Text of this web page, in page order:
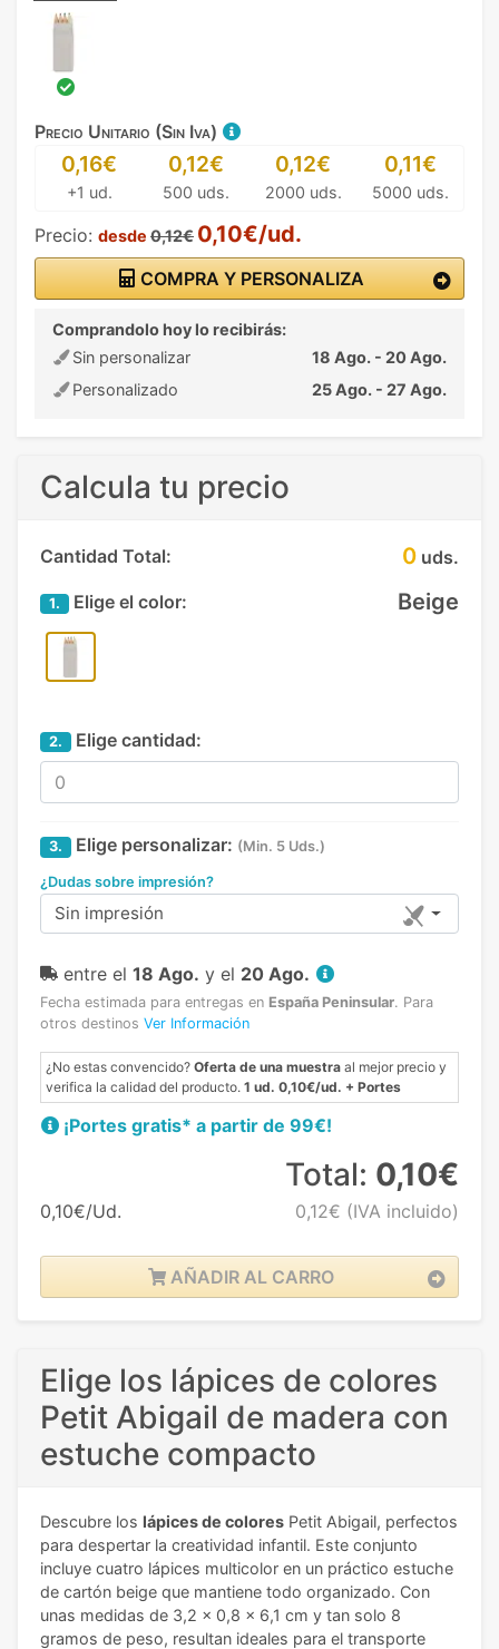
Precio Unitario (Sin Iva)
0,16€
+1 ud.
0,12€
500 uds.
0,12€
2000 uds.
0,11€
5000 uds.
Precio: desde 0,12€ 0,10€/ud.
COMPRA Y PERSONALIZA
Comprandolo hoy lo recibirás:
Sin personalizar
18 Ago. - 20 Ago.
Personalizado
25 Ago. - 27 Ago.
Calcula tu precio
Cantidad Total: 0 uds.
1. Elige el color: Beige
2. Elige cantidad:
3. Elige personalizar: (Min. 5 Uds.)
¿Dudas sobre impresión?
Sin impresión
entre el 18 Ago. y el 20 Ago.
Fecha estimada para entregas en España Peninsular. Para
otros destinos Ver Información
¿No estas convencido? Oferta de una muestra al mejor precio y
verifica la calidad del producto. 1 ud. 0,10€/ud. + Portes
¡Portes gratis* a partir de 99€!
0,10€/Ud.
Total: 0,10€
0,12€ (IVA incluido)
AÑADIR AL CARRO
Elige los lápices de colores
Petit Abigail de madera con
estuche compacto
Descubre los lápices de colores Petit Abigail, perfectos
para despertar la creatividad infantil. Este conjunto
incluye cuatro lápices multicolor en un práctico estuche
de cartón beige que mantiene todo organizado. Con
unas medidas de 3,2 x 0,8 x 6,1 cm y tan solo 8
gramos de peso, resultan ideales para el transporte